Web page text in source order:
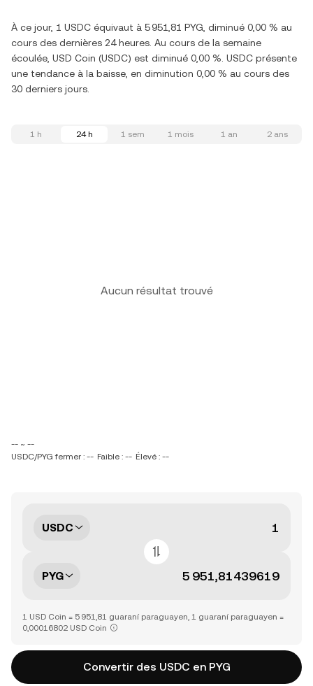
À ce jour, 1 USDC équivaut à 5 951,81 PYG, diminué 0,00 % au
cours des dernières 24 heures. Au cours de la semaine
écoulée, USD Coin (USDC) est diminué 0,00 %. USDC présente
une tendance à la baisse, en diminution 0,00 % au cours des
30 derniers jours.
1 h 24 h 1 sem 1 mois 1 an 2 ans
Aucun résultat trouvé
-- ~ --
USDC/PYG fermer : -- Faible : -- Élevé : --
USDC
PYG
1 USD Coin = 5 951,81 guaraní paraguayen, 1 guaraní paraguayen =
0,00016802 USD Coin
Convertir des USDC en PYG